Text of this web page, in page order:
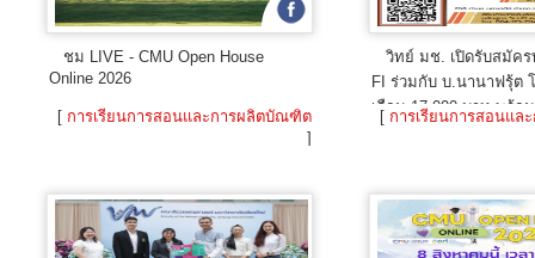
ชม LIVE - CMU Open House
Online 2026
[ การเรียนการสอนและการผลิตบัณฑิต
]
วิทย์ มช. เปิดรับสมัค
FI ร่วมกับ บ.นานาฟรุ้ต
เดือน 17,000 บาท พร้อ
[ การเรียนการสอนแ